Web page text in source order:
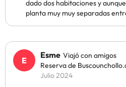
dado dos habitaciones y
planta muy muy separadas
Esme Viajó con amigos
Reserva de
Julio 2024